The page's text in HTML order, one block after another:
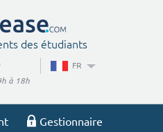
des étudiants
à 18h
FR
Gestionnaire